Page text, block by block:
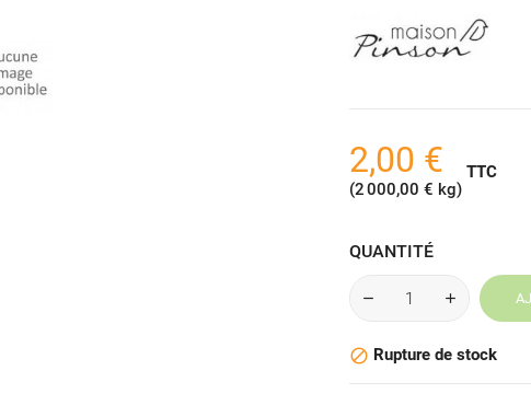
2,00 €
(2 000,00 € kg)
TTC
QUANTITÉ
 Rupture de stock